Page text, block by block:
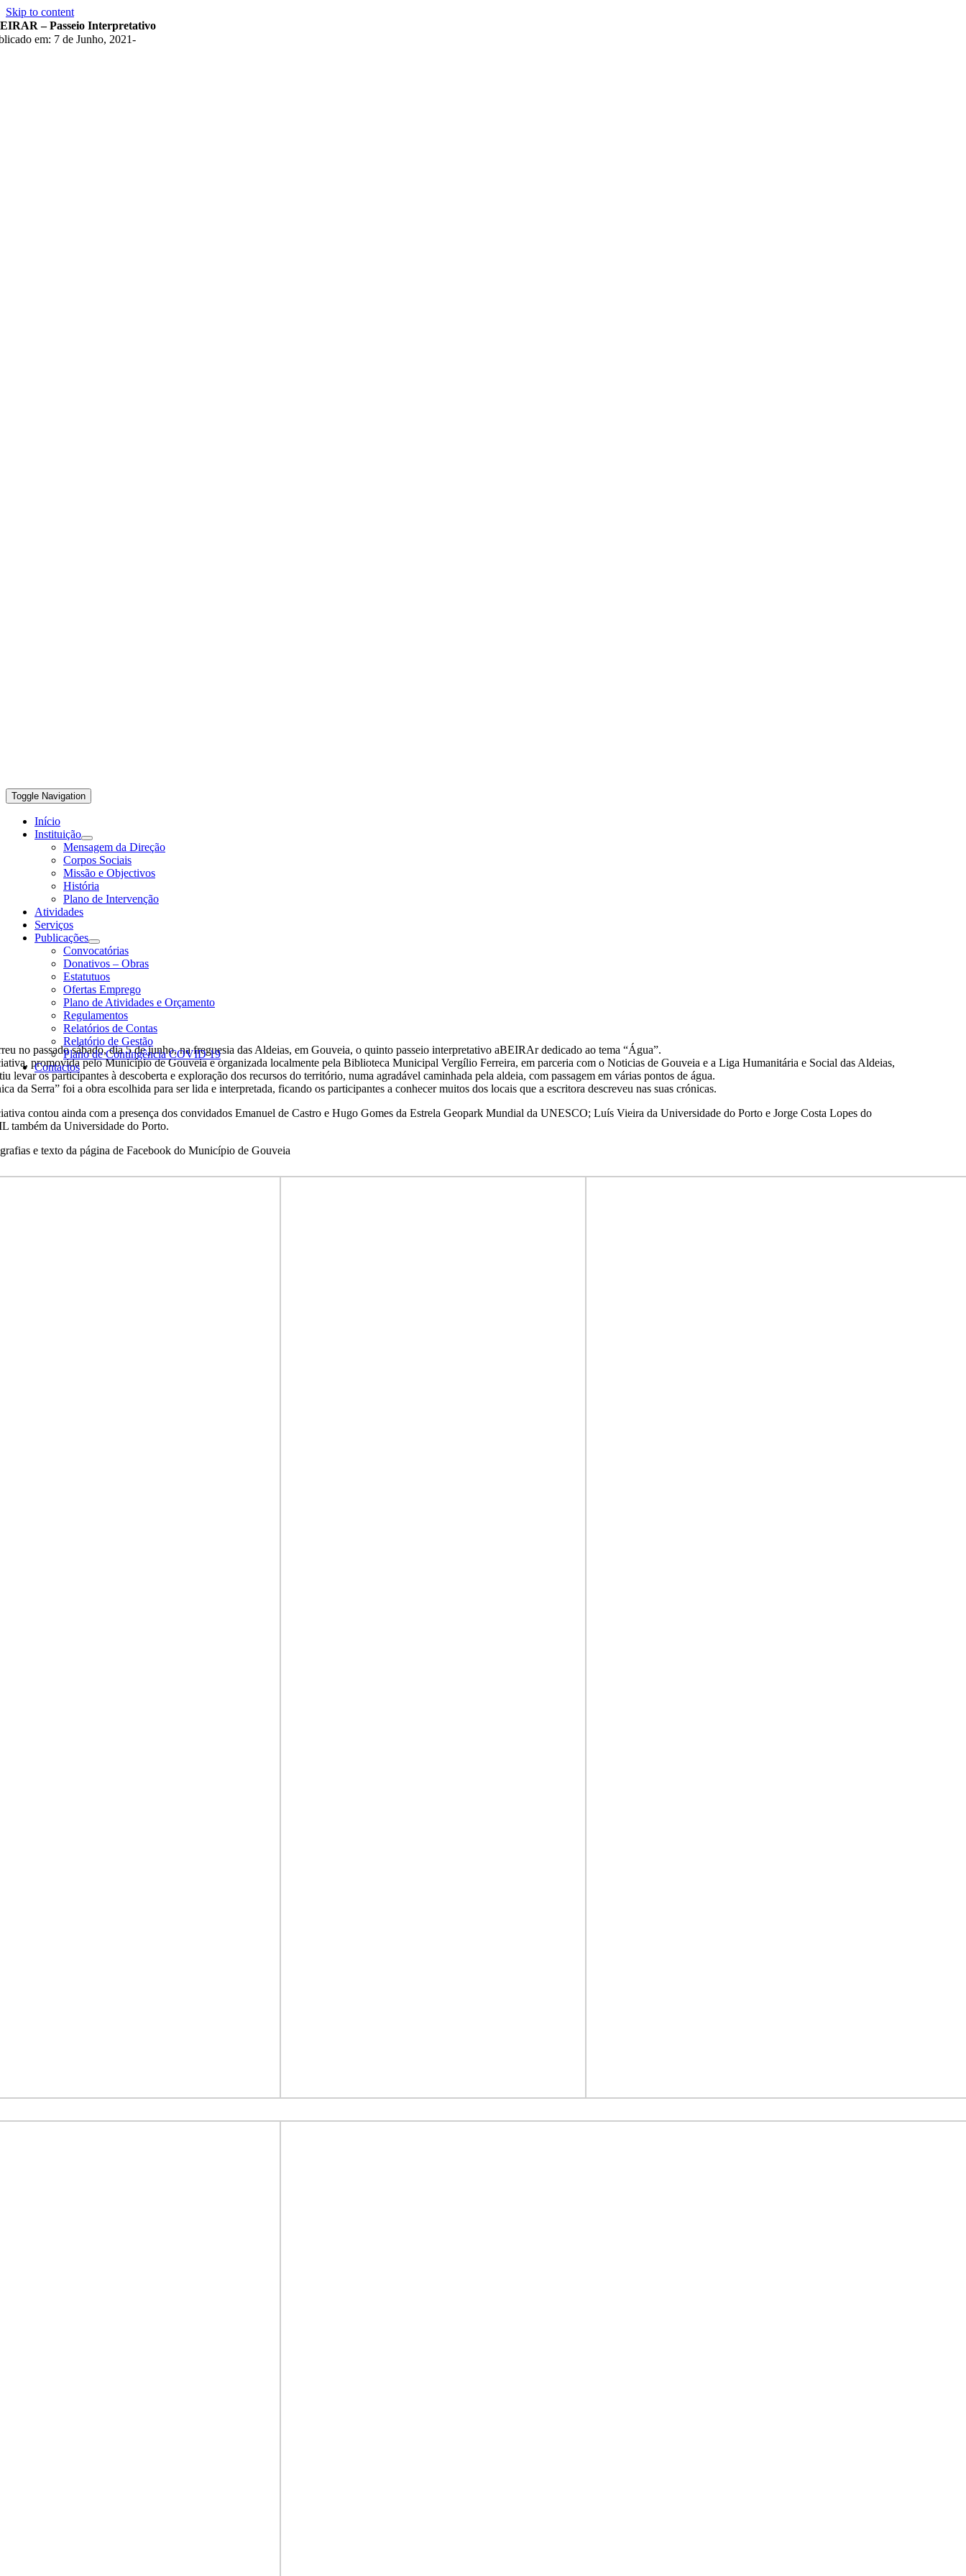
Skip to content
Toggle Navigation
Início
Instituição
Mensagem da Direção
Corpos Sociais
Missão e Objectivos
História
Plano de Intervenção
Atividades
Serviços
Publicações
Convocatórias
Donativos – Obras
Estatutuos
Ofertas Emprego
Plano de Atividades e Orçamento
Regulamentos
Relatórios de Contas
Relatório de Gestão
Plano de Contingência COVID 19
Contactos
– Passeio Interpretativo
em: 7 de Junho, 2021-
no passado sábado, dia 5 de junho, na freguesia das Aldeias, em Gouveia, o quinto passeio interpretativo aBEIRAr dedicado ao tema “Água”.
promovida pelo Município de Gouveia e organizada localmente pela Biblioteca Municipal Vergílio Ferreira, em parceria com o Noticias de Gouveia e a Liga Humanitária e Social das Aldeias,
levar os participantes à descoberta e exploração dos recursos do território, numa agradável caminhada pela aldeia, com passagem em várias pontos de água.
da Serra” foi a obra escolhida para ser lida e interpretada, ficando os participantes a conhecer muitos dos locais que a escritora descreveu nas suas crónicas.
contou ainda com a presença dos convidados Emanuel de Castro e Hugo Gomes da Estrela Geopark Mundial da UNESCO; Luís Vieira da Universidade do Porto e Jorge Costa Lopes do
também da Universidade do Porto.
e texto da página de Facebook do Município de Gouveia